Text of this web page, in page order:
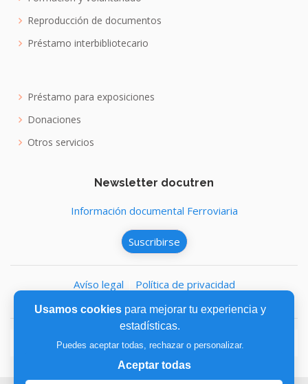
Usamos cookiespara mejorar tu experiencia y
estadísticas.
Puedes aceptar todas, rechazar o personalizar.
Aceptar todas
Reproducción de documentos
Préstamo interbibliotecario
Préstamo para exposiciones
Donaciones
Otros servicios
Newsletter docutren
Información documental Ferroviaria
Suscribirse
Avíso legal
Política de privacidad